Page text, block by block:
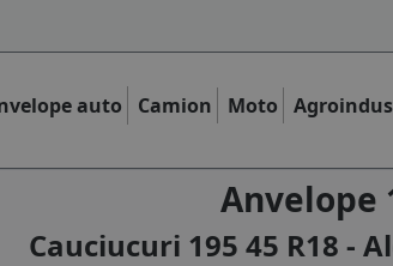
auto Camion Moto
Anvelope
Cauciucuri 195 45 R18 -